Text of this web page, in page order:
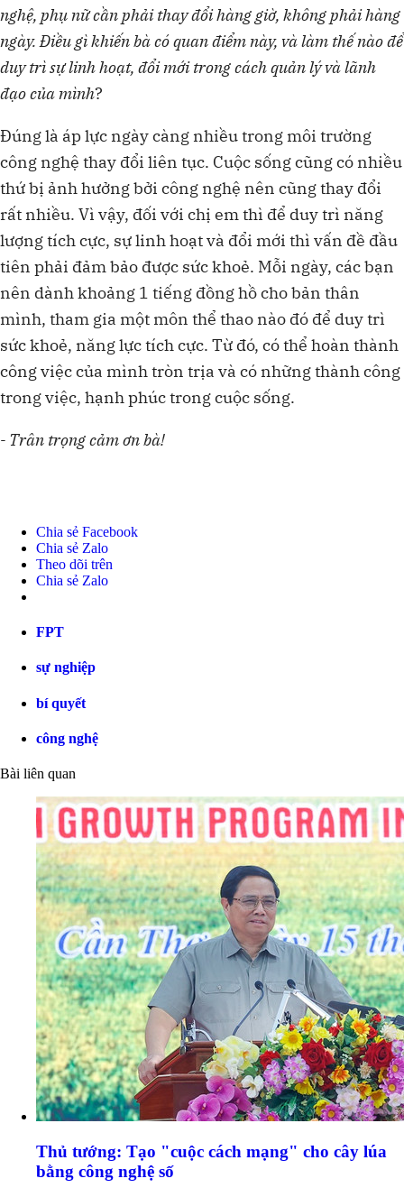
nghệ, phụ nữ cần phải thay đổi hàng giờ, không phải hàng
ngày. Điều gì khiến bà có quan điểm này, và làm thế nào để
duy trì sự linh hoạt, đổi mới trong cách quản lý và lãnh
đạo của mình?
Đúng là áp lực ngày càng nhiều trong môi trường
công nghệ thay đổi liên tục. Cuộc sống cũng có nhiều
thứ bị ảnh hưởng bởi công nghệ nên cũng thay đổi
rất nhiều. Vì vậy, đối với chị em thì để duy trì năng
lượng tích cực, sự linh hoạt và đổi mới thì vấn đề đầu
tiên phải đảm bảo được sức khoẻ. Mỗi ngày, các bạn
nên dành khoảng 1 tiếng đồng hồ cho bản thân
mình, tham gia một môn thể thao nào đó để duy trì
sức khoẻ, năng lực tích cực. Từ đó, có thể hoàn thành
công việc của mình tròn trịa và có những thành công
trong việc, hạnh phúc trong cuộc sống.
- Trân trọng cảm ơn bà!
Chia sẻ Facebook
Chia sẻ Zalo
Theo dõi trên
Chia sẻ Zalo
FPT
sự nghiệp
bí quyết
công nghệ
Bài liên quan
Thủ tướng: Tạo "cuộc cách mạng" cho cây lúa
bằng công nghệ số